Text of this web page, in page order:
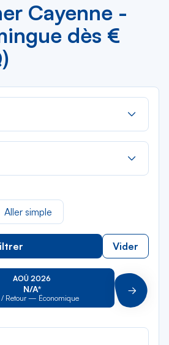
Cayenne -
dès €
Aller simple
Vider
AOÛ 2026
N/A*
/ Retour — Économique Suivant